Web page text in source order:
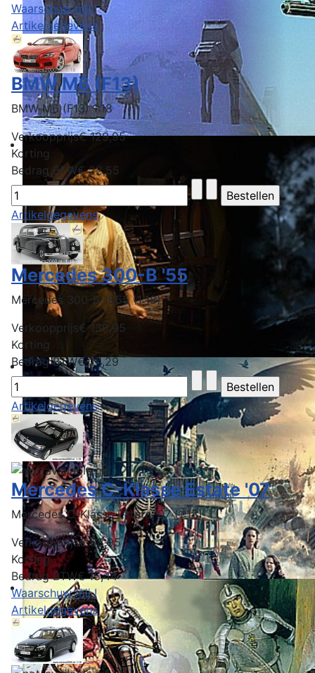
Waarschuw mij !
Artikelgegevens
BMW M6 (F13)
BMW M6 (F13) 1:18
Verkoopprijs€ 129,95
Korting
Bedrag BTW€ 22,55
Artikelgegevens
Mercedes 300-B '55
Mercedes 300-B 1955 (1:18)
Verkoopprijs€ 139,95
Korting
Bedrag BTW€ 24,29
Artikelgegevens
Mercedes C-Klasse Estate '07
Mercedes C-Klasse Estate '07 (1:18)
Verkoopprijs€ 88,95
Korting
Bedrag BTW€ 15,44
Waarschuw mij !
Artikelgegevens